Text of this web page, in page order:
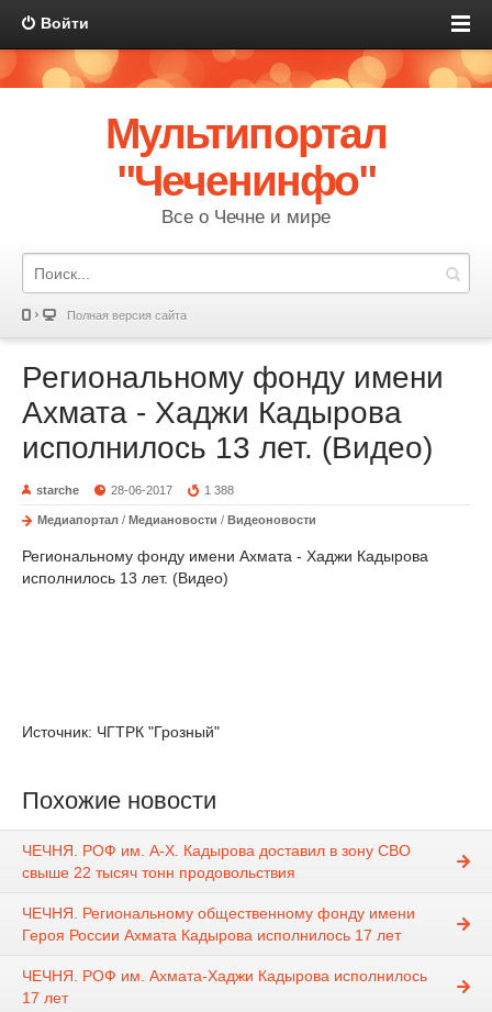
Войти
Мультипортал
"Чеченинфо"
Все о Чечне и мире
Полная версия сайта
Региональному фонду имени
Ахмата - Хаджи Кадырова
исполнилось 13 лет. (Видео)
starche 28-06-2017 1 388
Медиапортал / Медиановости / Видеоновости
Региональному фонду имени Ахмата - Хаджи Кадырова
исполнилось 13 лет. (Видео)
Источник: ЧГТРК "Грозный"
Похожие новости
ЧЕЧНЯ. РОФ им. А-Х. Кадырова доставил в зону СВО
свыше 22 тысяч тонн продовольствия
ЧЕЧНЯ. Региональному общественному фонду имени
Героя России Ахмата Кадырова исполнилось 17 лет
ЧЕЧНЯ. РОФ им. Ахмата-Хаджи Кадырова исполнилось
17 лет